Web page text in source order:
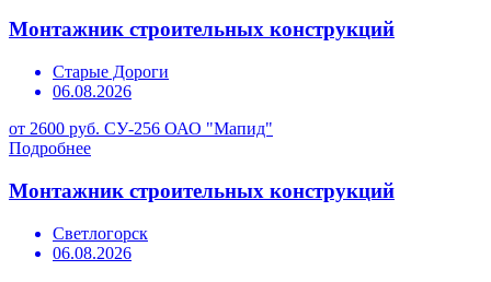
Монтажник строительных конструкций
Старые Дороги
06.08.2026
от 2600 руб. СУ-256 ОАО "Мапид"
Подробнее
Монтажник строительных конструкций
Светлогорск
06.08.2026